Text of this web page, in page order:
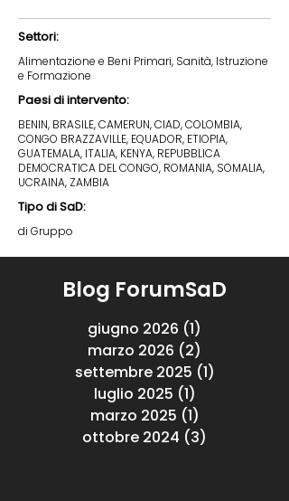
Settori:
Alimentazione e Beni Primari, Sanità, Istruzione
e Formazione
Paesi di intervento:
BENIN, BRASILE, CAMERUN, CIAD, COLOMBIA,
CONGO BRAZZAVILLE, EQUADOR, ETIOPIA,
GUATEMALA, ITALIA, KENYA, REPUBBLICA
DEMOCRATICA DEL CONGO, ROMANIA, SOMALIA,
UCRAINA, ZAMBIA
Tipo di SaD:
di Gruppo
Blog ForumSaD
giugno 2026 (1)
marzo 2026 (2)
settembre 2025 (1)
luglio 2025 (1)
marzo 2025 (1)
ottobre 2024 (3)